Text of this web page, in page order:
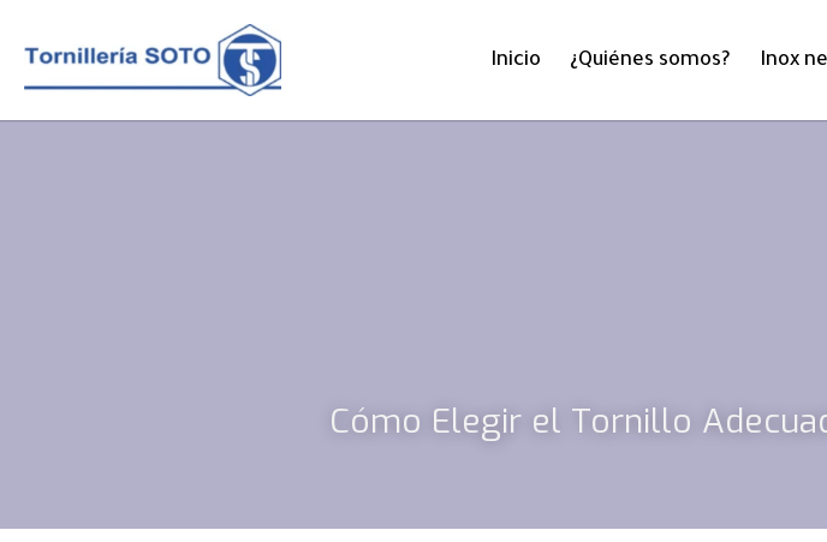
Inicio ¿Quiénes somos? Inox
Cómo Elegir el Tornillo